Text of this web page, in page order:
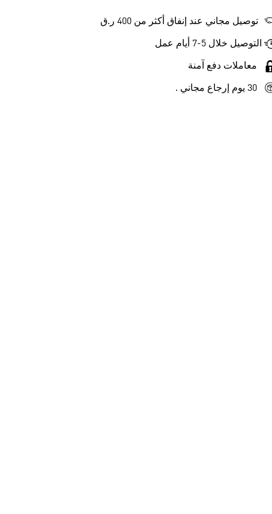
توصيل مجاني عند إنفاق أكثر من 400 ر.ق
التوصيل خلال 5-7 أيام عمل
معاملات دفع آمنة
30 يوم إرجاع مجاني .